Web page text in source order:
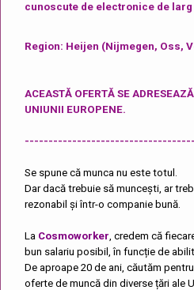
cunoscute de electronice de
Region: Heijen (Nijmegen, Oss,
ACEASTĂ OFERTĂ SE
UNIUNII EUROPENE.
Se spune că munca nu este totul.
Dar dacă trebuie să muncești, ar
rezonabil și într-o companie bună.
La Cosmoworker, credem că
bun salariu posibil, în funcție de
De aproape 20 de ani, căutăm
oferte de muncă din diverse țări ale